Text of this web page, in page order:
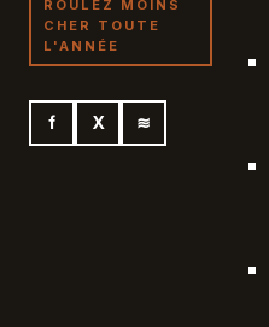
ROULEZ MOINS
CHER TOUTE
L'ANNÉE
f X ≋